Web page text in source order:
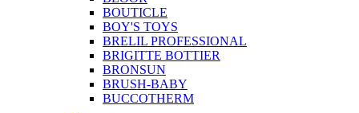
BOUTICLE
BOY'S TOYS
BRELIL PROFESSIONAL
BRIGITTE BOTTIER
BRONSUN
BRUSH-BABY
BUCCOTHERM